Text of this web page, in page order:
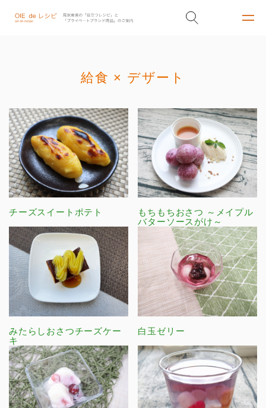
給食 × デザート
チーズスイートポテト
もちもちおさつ ～メイプル
バターソースがけ～
みたらしおさつチーズケー
キ
白玉ゼリー